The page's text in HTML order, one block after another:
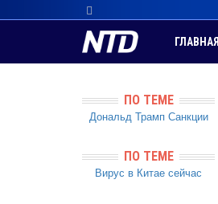
ГЛАВНАЯ
ПО ТЕМЕ
Дональд Трамп Санкции
ПО ТЕМЕ
Вирус в Китае сейчас